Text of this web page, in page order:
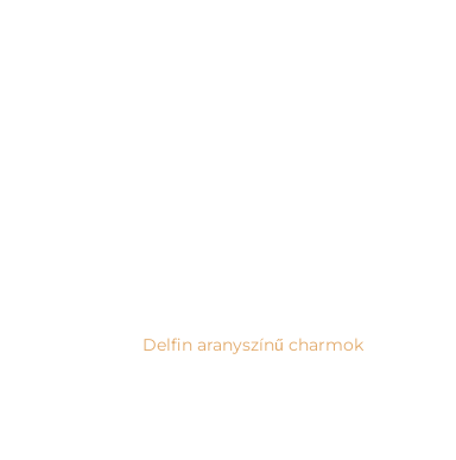
Delfin aranyszínű charmok